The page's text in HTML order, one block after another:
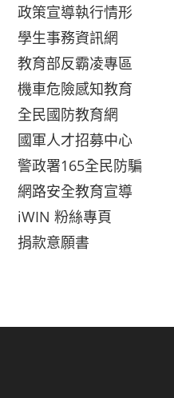
政策宣導執行情形
學生事務資訊網
教育部反霸凌專區
機車危險感知教育
全民國防教育網
國軍人才招募中心
警政署165全民防騙
網路安全教育宣導
iWIN 粉絲專頁
捐款意願書